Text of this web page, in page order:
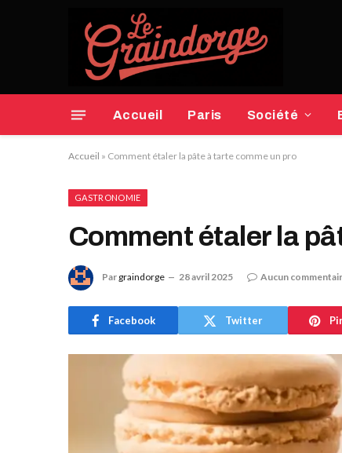
Accueil Paris Société
Accueil » Comment étaler la pâte à tarte comme un pro
GASTRONOMIE
Comment étaler la
Par graindorge 28 avril 2025 Aucun
Facebook Twitter